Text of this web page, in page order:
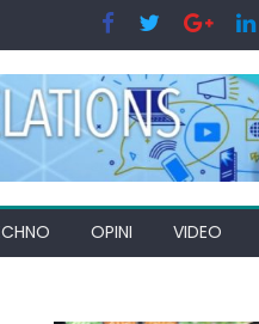
OPINI VIDEO